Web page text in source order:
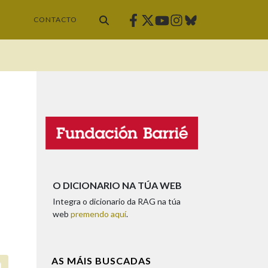
CONTACTO Facebook
Twitter
Youtube
Instagram
Bluesky
O DICIONARIO NA TÚA WEB
Integra o dicionario da RAG na túa
web premendo aquí.
AS MÁIS BUSCADAS